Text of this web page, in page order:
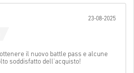
un prodotto digitale.
controllate per favore le nostre
si verificasse un qualsiasi tipo di
utilizzando il nostroContact Us
23-08-2025
il nuovo battle pass e alcune
soddisfatto dell'acquisto!